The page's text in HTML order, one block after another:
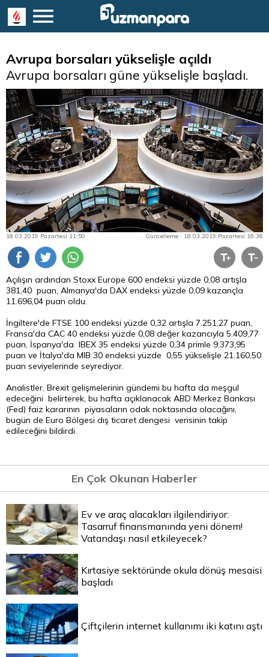
Avrupa borsaları yükselişle açıldı
Avrupa borsaları güne yükselişle başladı.
18.03.2019 Pazartesi 11:50 Güncelleme : 18.03.2019 Pazartesi 16:36
Açılışın ardından Stoxx Europe 600 endeksi yüzde 0,08 artışla
381,40 puan, Almanya'da DAX endeksi yüzde 0,09 kazançla
11.696,04 puan oldu.
İngiltere'de FTSE 100 endeksi yüzde 0,32 artışla 7.251,27 puan,
Fransa'da CAC 40 endeksi yüzde 0,08 değer kazancıyla 5.409,77
puan, İspanya'da IBEX 35 endeksi yüzde 0,34 primle 9.373,95
puan ve İtalya'da MIB 30 endeksi yüzde 0,55 yükselişle 21.160,50
puan seviyelerinde seyrediyor.
Analistler, Brexit gelişmelerinin gündemi bu hafta da meşgul
edeceğini belirterek, bu hafta açıklanacak ABD Merkez Bankası
(Fed) faiz kararının piyasaların odak noktasında olacağını,
bugün de Euro Bölgesi dış ticaret dengesi verisinin takip
edileceğini bildirdi.
En Çok Okunan Haberler
Ev ve araç alacakları ilgilendiriyor:
Tasarruf finansmanında yeni dönem!
Vatandaşı nasıl etkileyecek?
Kırtasiye sektöründe okula dönüş mesaisi
başladı
Çiftçilerin internet kullanımı iki katını aştı